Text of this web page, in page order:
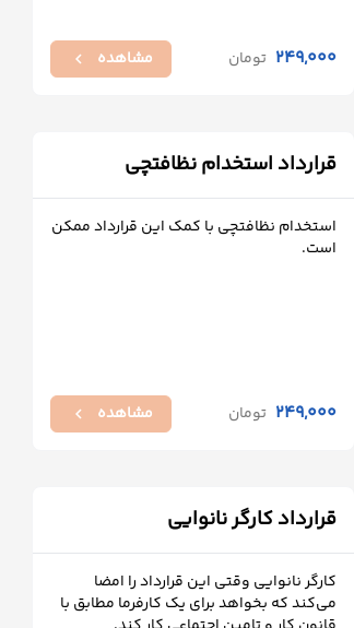
249,000 تومان مشاهده chevron_left
قرارداد استخدام نظافتچی
استخدام نظافتچی با کمک این قرارداد ممکن
است.
249,000 تومان مشاهده chevron_left
قرارداد کارگر نانوایی
کارگر نانوایی وقتی این قرارداد را امضا
می‌کند که بخواهد برای یک کارفرما مطابق با